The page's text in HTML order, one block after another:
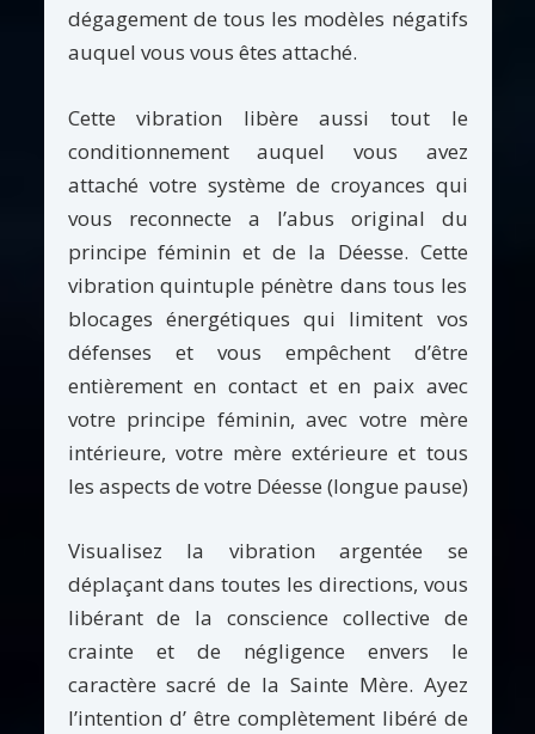
dégagement de tous les modèles négatifs
auquel vous vous êtes attaché.
Cette vibration libère aussi tout le
conditionnement auquel vous avez
attaché votre système de croyances qui
vous reconnecte a l’abus original du
principe féminin et de la Déesse. Cette
vibration quintuple pénètre dans tous les
blocages énergétiques qui limitent vos
défenses et vous empêchent d’être
entièrement en contact et en paix avec
votre principe féminin, avec votre mère
intérieure, votre mère extérieure et tous
les aspects de votre Déesse (longue pause)
Visualisez la vibration argentée se
déplaçant dans toutes les directions, vous
libérant de la conscience collective de
crainte et de négligence envers le
caractère sacré de la Sainte Mère. Ayez
l’intention d’ être complètement libéré de